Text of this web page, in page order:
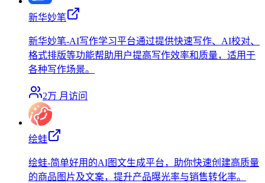
新华妙笔
新华妙笔-AI写作学习平台通过提供快速写作、AI校对、
格式排版等功能帮助用户提高写作效率和质量，适用于
各种写作场景。
2万 月访问
绘蛙
绘蛙-简单好用的AI图文生成平台，助你快速创建高质量
的商品图片及文案，提升产品曝光率与销售转化率。